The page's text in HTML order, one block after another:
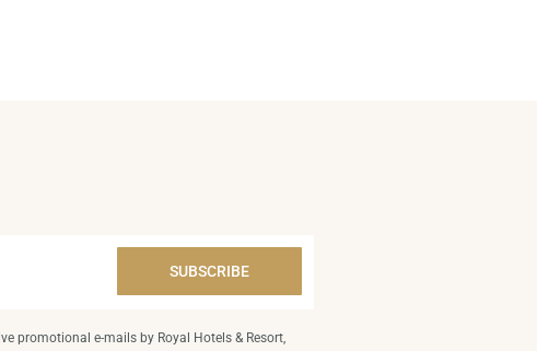
SUBSCRIBE
promotional e-mails by Royal Hotels & Resort,